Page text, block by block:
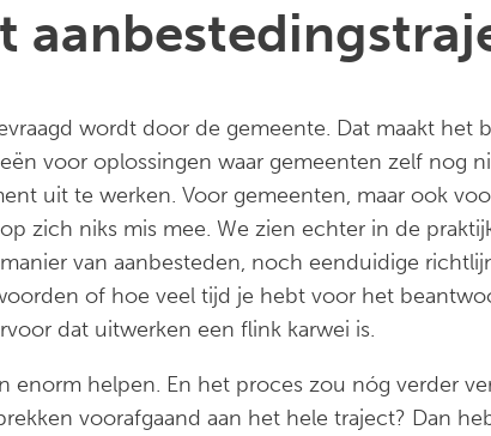
wordt door de gemeente. Dat maakt het
voor oplossingen waar gemeenten zelf nog
uit te werken. Voor gemeenten, maar ook
zich niks mis mee. We zien echter in de
van aanbesteden, noch eenduidige
of hoe veel tijd je hebt voor het
dat uitwerken een flink karwei is.
enorm helpen. En het proces zou nóg verder
voorafgaand aan het hele traject? Dan